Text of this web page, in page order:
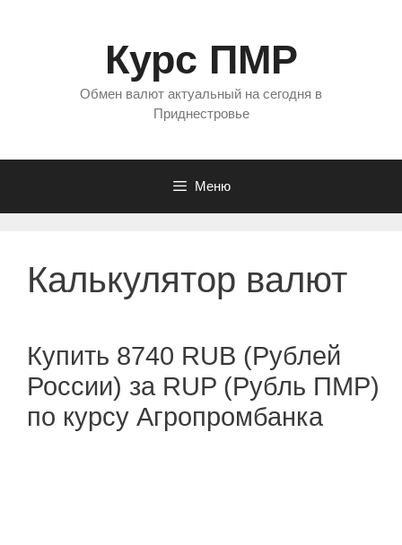
Курс ПМР
Обмен валют актуальный на сегодня в
Приднестровье
Меню
Калькулятор валют
Купить 8740 RUB (Рублей
России) за RUP (Рубль ПМР)
по курсу Агропромбанка